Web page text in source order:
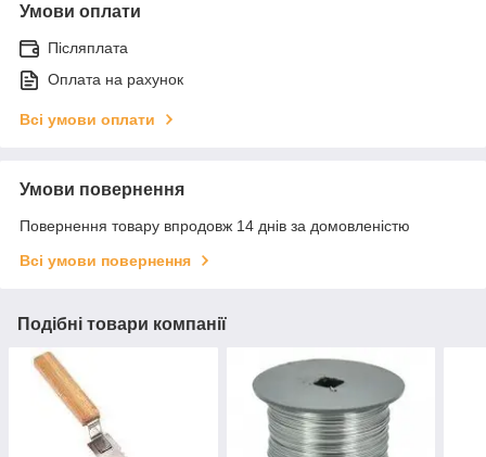
Умови оплати
Післяплата
Оплата на рахунок
Всі умови оплати
Умови повернення
Повернення товару впродовж 14 днів за домовленістю
Всі умови повернення
Подібні товари компанії